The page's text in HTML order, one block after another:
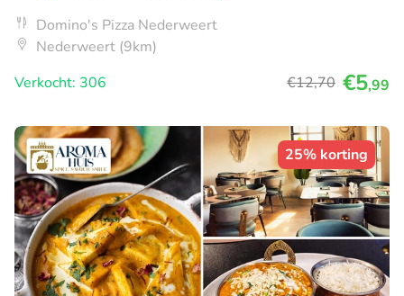
Domino's Pizza Nederweert
Nederweert (9km)
Verkocht: 306
€12,70 €5,99
25% korting